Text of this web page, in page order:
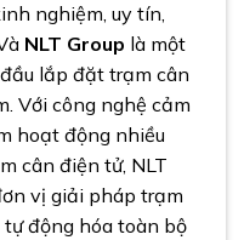
nghiệm, uy tín,
NLT Group là một
lắp đặt trạm cân
Với công nghệ cảm
hoạt động nhiều
cân điện tử, NLT
vị giải pháp trạm
động hóa toàn bộ